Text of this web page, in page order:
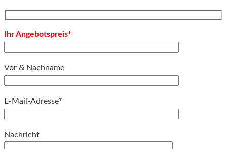
Ihr Angebotspreis*
Vor & Nachname
E-Mail-Adresse*
Nachricht